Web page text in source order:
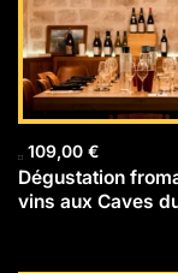
109,00 €
Dégustation
vins aux Caves